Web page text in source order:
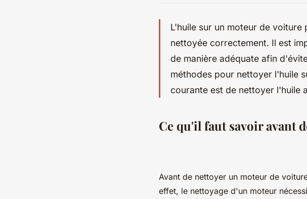
L'huile sur un moteur de
nettoyée correctement. Il est
de manière adéquate afin
méthodes pour nettoyer l'huile
courante est de nettoyer l'huile
Ce qu'il faut savoir avant
Avant de nettoyer un moteur de
effet, le nettoyage d'un moteur